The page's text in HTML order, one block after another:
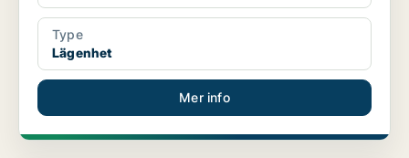
Type
Lägenhet
Mer info